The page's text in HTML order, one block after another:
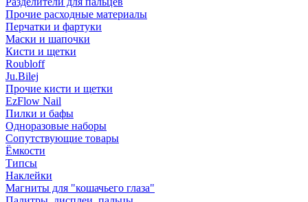
Прочие расходные материалы
Перчатки и фартуки
Маски и шапочки
Кисти и щетки
Roubloff
Ju.Bilej
Прочие кисти и щетки
EzFlow Nail
Пилки и бафы
Одноразовые наборы
Сопутствующие товары
Ёмкости
Типсы
Наклейки
Магниты для "кошачьего глаза"